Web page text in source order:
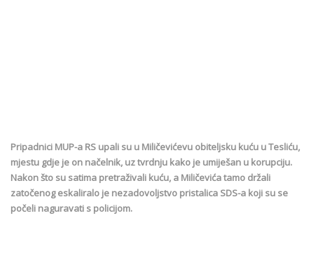
Pripadnici MUP-a RS upali su u Miličevićevu obiteljsku kuću u Tesliću,
mjestu gdje je on načelnik, uz tvrdnju kako je umiješan u korupciju.
Nakon što su satima pretraživali kuću, a Miličevića tamo držali
zatočenog eskaliralo je nezadovoljstvo pristalica SDS-a koji su se
počeli naguravati s policijom.